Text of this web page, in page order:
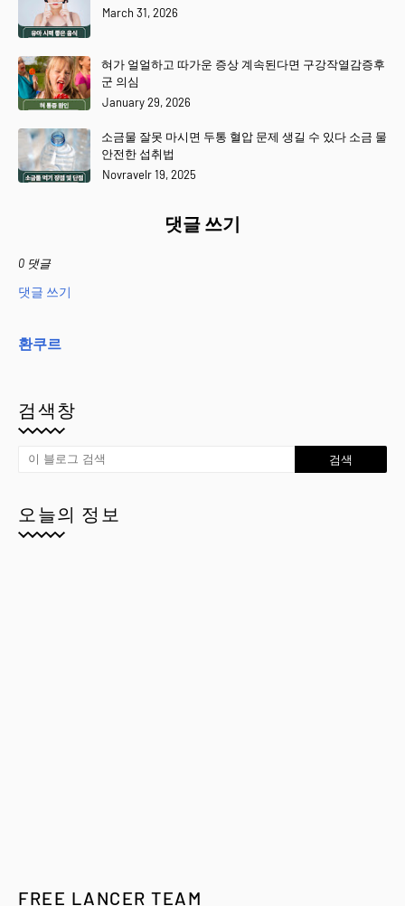
March 31, 2026
혀가 얼얼하고 따가운 증상 계속된다면 구강작열감증후
군 의심
January 29, 2026
소금물 잘못 마시면 두통 혈압 문제 생길 수 있다 소금 물
안전한 섭취법
Novravelr 19, 2025
댓글 쓰기
0 댓글
댓글 쓰기
환쿠르
검색창
오늘의 정보
FREE LANCER TEAM